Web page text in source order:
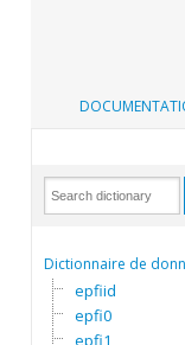
Dictionnaire de
epfiid
epfi0
epfi1